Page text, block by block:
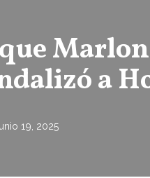
a
19, 2025